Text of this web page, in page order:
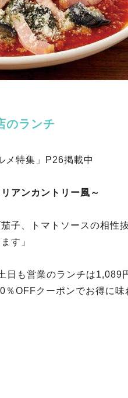
のランチ
メ特集」P26掲載中
アンカントリー風～
子、トマトソースの相性
す」
日も営業のランチは1,089
％OFFクーポンでお得に味